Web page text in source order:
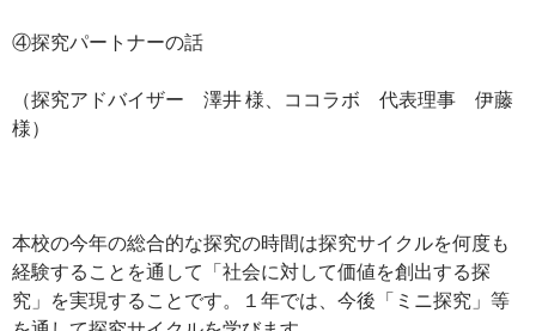
④探究パートナーの話
（探究アドバイザー 澤井 様、ココラボ 代表理事 伊藤
様）
本校の今年の総合的な探究の時間は探究サイクルを何度も
経験することを通して「社会に対して価値を創出する探
究」を実現することです。１年では、今後「ミニ探究」等